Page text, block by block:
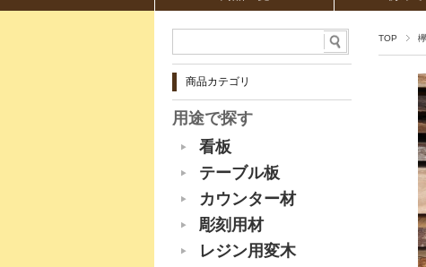
TOP
商品カテゴリ
用途で探す
看板
テーブル板
カウンター材
彫刻用材
レジン用変木